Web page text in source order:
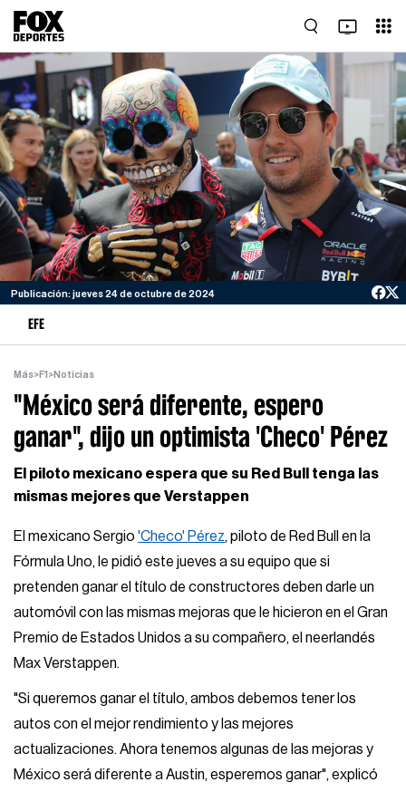
Publicación: jueves 24 de octubre de 2024
EFE
Más>F1 >Noticias
"México será diferente, espero
ganar", dijo un optimista 'Checo' Pérez
El piloto mexicano espera que su Red Bull tenga las
mismas mejores que Verstappen
El mexicano Sergio'Checo' Pérez, piloto de Red Bull en la
Fórmula Uno, le pidió este jueves a su equipo que si
pretenden ganar el título de constructores deben darle un
automóvil con las mismas mejoras que le hicieron en el Gran
Premio de Estados Unidos a su compañero, el neerlandés
Max Verstappen.
"Si queremos ganar el título, ambos debemos tener los
autos con el mejor rendimiento y las mejores
actualizaciones. Ahora tenemos algunas de las mejoras y
México será diferente a Austin, esperemos ganar", explicó